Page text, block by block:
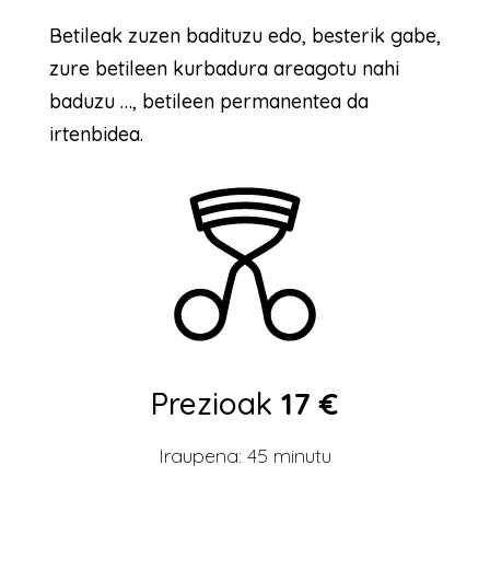
Betileak zuzen badituzu edo, besterik gabe,
zure betileen kurbadura areagotu nahi
baduzu …, betileen permanentea da
irtenbidea.
Prezioak17 €
Iraupena: 45 minutu